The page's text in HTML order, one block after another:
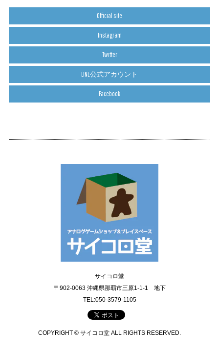
Official site
Instagram
Twitter
LINE公式アカウント
Facebook
サイコロ堂
〒902-0063 沖縄県那覇市三原1-1-1 地下
TEL:050-3579-1105
COPYRIGHT © サイコロ堂 ALL RIGHTS RESERVED.